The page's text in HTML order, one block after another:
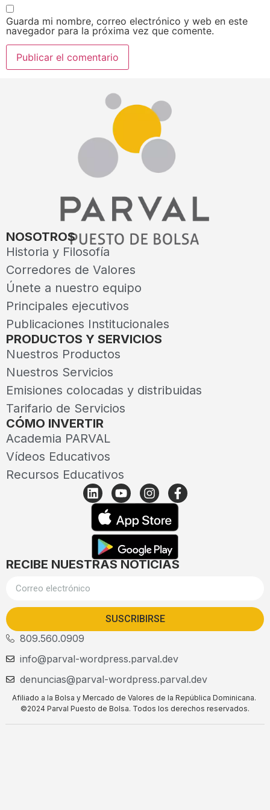
Guarda mi nombre, correo electrónico y web en este
navegador para la próxima vez que comente.
NOSOTROS
Historia y Filosofía
Corredores de Valores
Únete a nuestro equipo
Principales ejecutivos
Publicaciones Institucionales
PRODUCTOS Y SERVICIOS
Nuestros Productos
Nuestros Servicios
Emisiones colocadas y distribuidas
Tarifario de Servicios
CÓMO INVERTIR
Academia PARVAL
Vídeos Educativos
Recursos Educativos
RECIBE NUESTRAS NOTICIAS
SUSCRIBIRSE
809.560.0909
info@parval-wordpress.parval.dev
denuncias@parval-wordpress.parval.dev
Afiliado a la Bolsa y Mercado de Valores de la República Dominicana.
©2024 Parval Puesto de Bolsa. Todos los derechos reservados.